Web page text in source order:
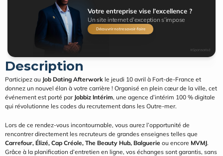
Votre entreprise vise l’excellence ?
Un site internet d’exception s’impose
Découvrir notre savoir-faire
#Sponsorisé
Description
Participez au Job Dating Afterwork le jeudi 10 avril à Fort-de-France et
donnez un nouvel élan à votre carrière ! Organisé en plein cœur de la ville, cet
événement est porté par Jobbiz Intérim, une agence d’intérim 100 % digitale
qui révolutionne les codes du recrutement dans les Outre-mer.
Lors de ce rendez-vous incontournable, vous aurez l’opportunité de
Carrefour, Élizé, Cap Créole, The Beauty Hub, Balguerie ou encore MVMJ.
Grâce à la planification d’entretien en ligne, vos échanges sont garantis, sans